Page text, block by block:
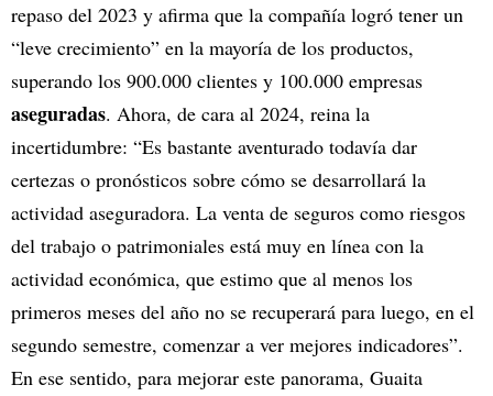
repaso del 2023 y afirma que la compañía logró tener un
“leve crecimiento” en la mayoría de los productos,
superando los 900.000 clientes y 100.000 empresas
aseguradas. Ahora, de cara al 2024, reina la
incertidumbre: “Es bastante aventurado todavía dar
certezas o pronósticos sobre cómo se desarrollará la
actividad aseguradora. La venta de seguros como riesgos
del trabajo o patrimoniales está muy en línea con la
actividad económica, que estimo que al menos los
primeros meses del año no se recuperará para luego, en el
segundo semestre, comenzar a ver mejores indicadores”.
En ese sentido, para mejorar este panorama, Guaita